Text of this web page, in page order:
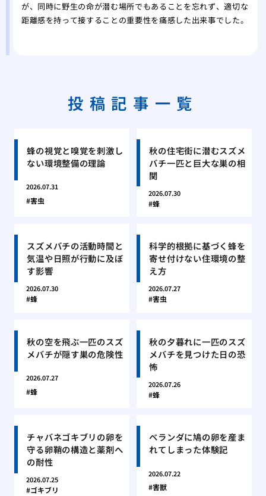
が、同時に野生の命が潜む場所でもあることを忘れず、適切な
距離感を持って接することの重要性を痛感した出来事でした。
投稿記事一覧
蜂の視覚と嗅覚を刺激し
ない環境整備の理論
2026.07.31
害虫
秋の住宅街に潜むスズメ
バチ一匹と巨大な巣の相
関
2026.07.30
蜂
スズメバチの活動時間と
気温や日照が行動に及ぼ
す影響
2026.07.30
蜂
科学的根拠に基づく蜂を
寄せ付けない住環境の整
え方
2026.07.27
害虫
秋の空を飛ぶ一匹のスズ
メバチが隠す巣の危険性
2026.07.27
蜂
秋の夕暮れに一匹のスズ
メバチを見つけた日の恐
怖
2026.07.26
蜂
チャバネゴキブリの卵を
守る卵鞘の構造と薬剤へ
の耐性
2026.07.25
ゴキブリ
ベランダに鳩の卵を産ま
れてしまった体験記
2026.07.22
害獣